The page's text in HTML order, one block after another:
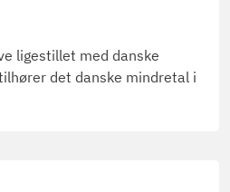
ligestillet med danske
det danske mindretal i